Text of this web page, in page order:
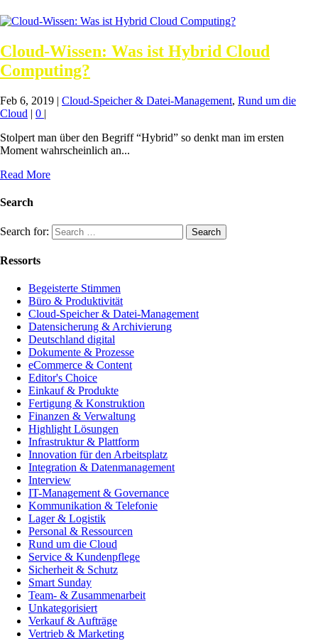
Cloud-Wissen: Was ist Hybrid Cloud
Computing?
Feb 6, 2019 | Cloud-Speicher & Datei-Management, Rund um die
Cloud | 0 |
Stolpert man über den Begriff “Hybrid” so denkt man im ersten
Moment wahrscheinlich an...
Read More
Search
Search for:
Ressorts
Begeisterte Stimmen
Büro & Produktivität
Cloud-Speicher & Datei-Management
Datensicherung & Archivierung
Deutschland digital
Dokumente & Prozesse
eCommerce & Content
Editor's Choice
Einkauf & Produkte
Fertigung & Konstruktion
Finanzen & Verwaltung
Highlight Lösungen
Infrastruktur & Plattform
Innovation für den Arbeitsplatz
Integration & Datenmanagement
Interview
IT-Management & Governance
Kommunikation & Telefonie
Lager & Logistik
Personal & Ressourcen
Rund um die Cloud
Service & Kundenpflege
Sicherheit & Schutz
Smart Sunday
Team- & Zusammenarbeit
Unkategorisiert
Verkauf & Aufträge
Vertrieb & Marketing